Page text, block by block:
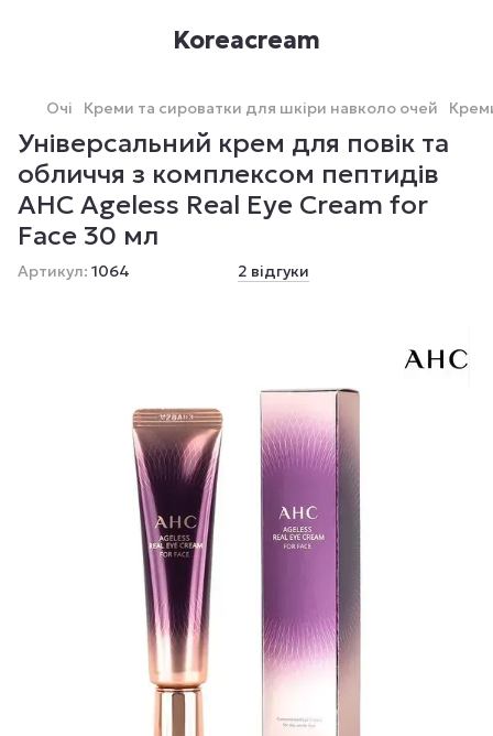
Koreacream
Очі Креми та сироватки для шкіри навколо очей
Універсальний крем для повік та
обличчя з комплексом пептидів
AHC Ageless Real Eye Cream for
Face 30 мл
Артикул: 1064 2 відгуки